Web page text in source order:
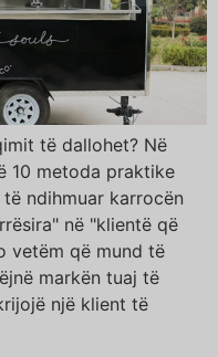
të dallohet? Në
10 metoda praktike
ndihmuar karrocën
në "klientë që
vetëm që mund të
markën tuaj të
një klient të